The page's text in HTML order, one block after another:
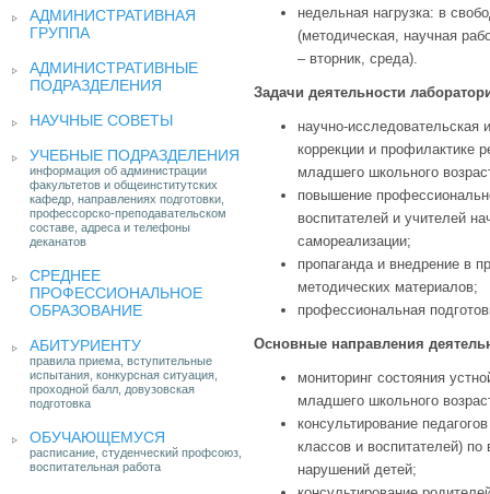
АДМИНИСТРАТИВНАЯ
ГРУППА
АДМИНИСТРАТИВНЫЕ
ПОДРАЗДЕЛЕНИЯ
НАУЧНЫЕ СОВЕТЫ
УЧЕБНЫЕ ПОДРАЗДЕЛЕНИЯ
информация об администрации
факультетов и общеинститутских
кафедр, направлениях подготовки,
профессорско-преподавательском
составе, адреса и телефоны
деканатов
СРЕДНЕЕ
ПРОФЕССИОНАЛЬНОЕ
ОБРАЗОВАНИЕ
АБИТУРИЕНТУ
правила приема, вступительные
испытания, конкурсная ситуация,
проходной балл, довузовская
подготовка
ОБУЧАЮЩЕМУСЯ
расписание, студенческий профсоюз,
воспитательная работа
недельная нагрузка: в
(методическая, научная
– вторник, среда).
Задачи деятельности
научно-
коррекции и профилактике
младшего школьного
повышение
воспитателей и учителей
самореализации;
пропаганда и внедрение в
методических материалов;
профессиональная
Основные направления
мониторинг состояния
младшего школьного
консультирование
классов и воспитателей)
нарушений детей;